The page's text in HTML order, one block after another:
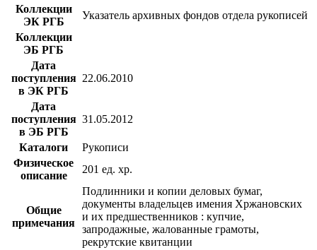
Коллекции
ЭК РГБ
Указатель архивных фондов отдела рукописей
Коллекции
ЭБ РГБ
Дата
поступления
в ЭК РГБ
22.06.2010
Дата
поступления
в ЭБ РГБ
31.05.2012
Каталоги
Рукописи
Физическое
описание
201 ед. хр.
Общие
примечания
Подлинники и копии деловых бумаг,
документы владельцев имения Хржановских
и их предшественников : купчие,
запродажные, жалованные грамоты,
рекрутские квитанции